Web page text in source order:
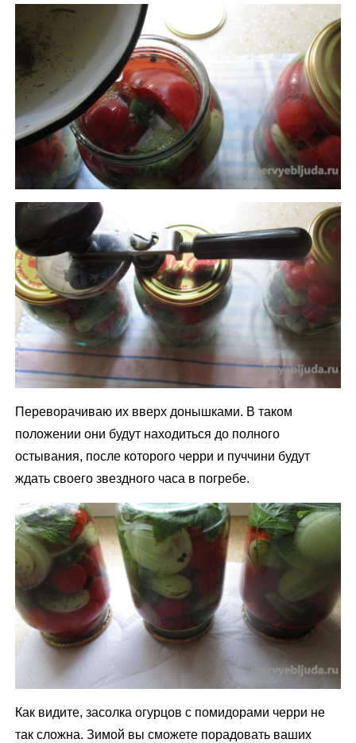
Переворачиваю их вверх донышками. В таком
положении они будут находиться до полного
остывания, после которого черри и пуччини будут
ждать своего звездного часа в погребе.
Как видите, засолка огурцов с помидорами черри не
так сложна. Зимой вы сможете порадовать ваших